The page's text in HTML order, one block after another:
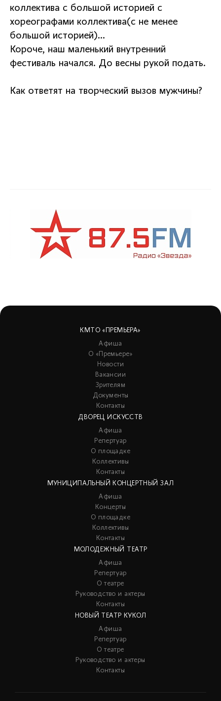
коллектива с большой историей с
хореографами коллектива(с не менее
большой историей)…
Короче, наш маленький внутренний
фестиваль начался. До весны рукой подать.
Как ответят на творческий вызов мужчины?
КМТО «ПРЕМЬЕРА»
Афиша
О «Премьере»
Новости
Вакансии
Зрителям
Документы
Контакты
ДВОРЕЦ ИСКУССТВ
Афиша
Репертуар
О площадке
Коллективы
Контакты
МУНИЦИПАЛЬНЫЙ КОНЦЕРТНЫЙ ЗАЛ
Афиша
Концерты
О площадке
Коллективы
Контакты
МОЛОДЕЖНЫЙ ТЕАТР
Афиша
Репертуар
О театре
Руководство и актеры
Контакты
НОВЫЙ ТЕАТР КУКОЛ
Афиша
Репертуар
О театре
Руководство и актеры
Контакты